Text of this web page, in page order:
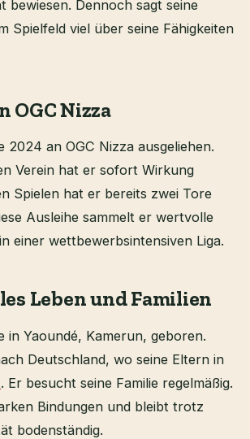
bewiesen. Dennoch sagt seine
Spielfeld viel über seine Fähigkeiten
OGC Nizza
2024 an OGC Nizza ausgeliehen.
Verein hat er sofort Wirkung
Spielen hat er bereits zwei Tore
Ausleihe sammelt er wertvolle
einer wettbewerbsintensiven Liga.
Leben und Familien
in Yaoundé, Kamerun, geboren.
Deutschland, wo seine Eltern in
. Er besucht seine Familie regelmäßig.
Bindungen und bleibt trotz
bodenständig.